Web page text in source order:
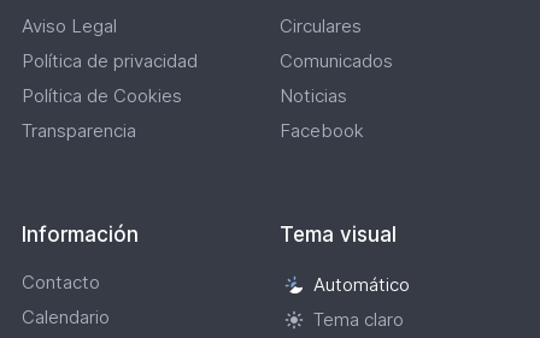
Aviso Legal
Política de privacidad
Política de Cookies
Transparencia
Circulares
Comunicados
Noticias
Facebook
Información
Contacto
Calendario
Tema visual
Selección
de
Automático
Tema claro